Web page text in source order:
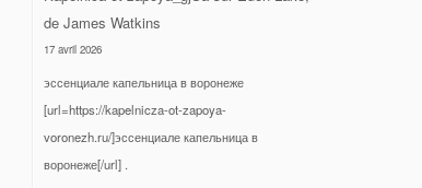
de James Watkins
17 avril 2026
эссенциале капельница в воронеже
[url=https://kapelnicza-ot-zapoya-
voronezh.ru/]эссенциале капельница в
воронеже[/url] .